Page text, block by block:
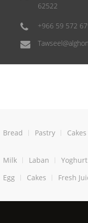
62522
+966 59 572
Bread Pastry Cakes
Milk Laban Yoghurt
Egg
Cakes Fresh